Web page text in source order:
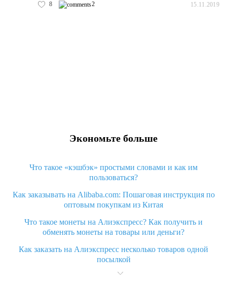
8 2 15.11.2019
Экономьте больше
Что такое «кэшбэк» простыми словами и как им
пользоваться?
Как заказывать на Alibaba.com: Пошаговая инструкция по
оптовым покупкам из Китая
Что такое монеты на Алиэкспресс? Как получить и
обменять монеты на товары или деньги?
Как заказать на Алиэкспресс несколько товаров одной
посылкой
Что значит статус «Заказ закрыт» на Алиэкспресс и что